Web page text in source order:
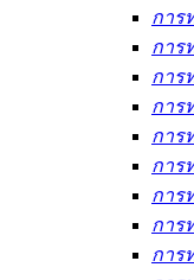
การ
การ
การ
การ
การ
การ
การ
การ
การ